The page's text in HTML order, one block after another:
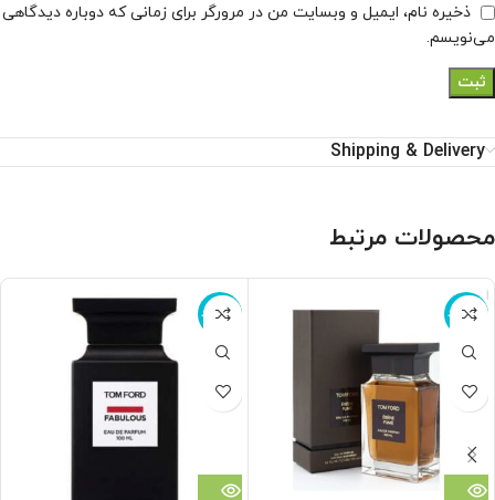
ذخیره نام، ایمیل و وبسایت من در مرورگر برای زمانی که دوباره دیدگاهی
می‌نویسم.
Shipping & Delivery
محصولات مرتبط
ناموجود ناموجود